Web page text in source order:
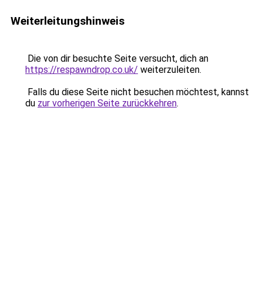
Weiterleitungshinweis
Die von dir besuchte Seite versucht, dich an
https://respawndrop.co.uk/ weiterzuleiten.
Falls du diese Seite nicht besuchen möchtest, kannst
du zur vorherigen Seite zurückkehren.